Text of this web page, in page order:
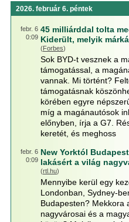
2026. február 6. péntek
febr. 6
0:09
45 milliárddal tolta
Kiderült, melyik
(Forbes)
Sok BYD-t vesznek a
támogatással, a
vannak. Mi történt?
támogatásnak
körében egyre
míg a magánautósok
előnyben, írja a G7.
keretét, és meghoss
febr. 6
0:09
New Yorktól
lakásért a világ
(rtl.hu)
Mennyibe kerül egy
Londonban, Sydney-
Budapesten? Mekkora
nagyvárosai és a